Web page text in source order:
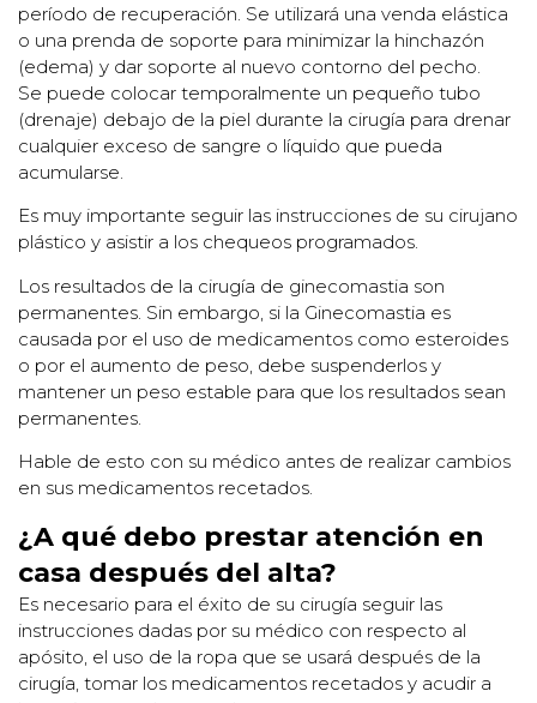
período de recuperación. Se utilizará una venda elástica
o una prenda de soporte para minimizar la hinchazón
(edema) y dar soporte al nuevo contorno del pecho.
Se puede colocar temporalmente un pequeño tubo
(drenaje) debajo de la piel durante la cirugía para drenar
cualquier exceso de sangre o líquido que pueda
acumularse.
Es muy importante seguir las instrucciones de su cirujano
plástico y asistir a los chequeos programados.
Los resultados de la cirugía de ginecomastia son
permanentes. Sin embargo, si la Ginecomastia es
causada por el uso de medicamentos como esteroides
o por el aumento de peso, debe suspenderlos y
mantener un peso estable para que los resultados sean
permanentes.
Hable de esto con su médico antes de realizar cambios
en sus medicamentos recetados.
¿A qué debo prestar atención en
casa después del alta?
Es necesario para el éxito de su cirugía seguir las
instrucciones dadas por su médico con respecto al
apósito, el uso de la ropa que se usará después de la
cirugía, tomar los medicamentos recetados y acudir a